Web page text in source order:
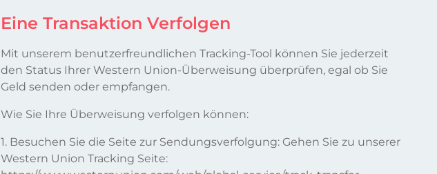
Eine Transaktion Verfolgen
Mit unserem benutzerfreundlichen Tracking-Tool können Sie jederzeit
den Status Ihrer Western Union-Überweisung überprüfen, egal ob Sie
Geld senden oder empfangen.
Wie Sie Ihre Überweisung verfolgen können:
1. Besuchen Sie die Seite zur Sendungsverfolgung: Gehen Sie zu unserer
Western Union Tracking Seite: